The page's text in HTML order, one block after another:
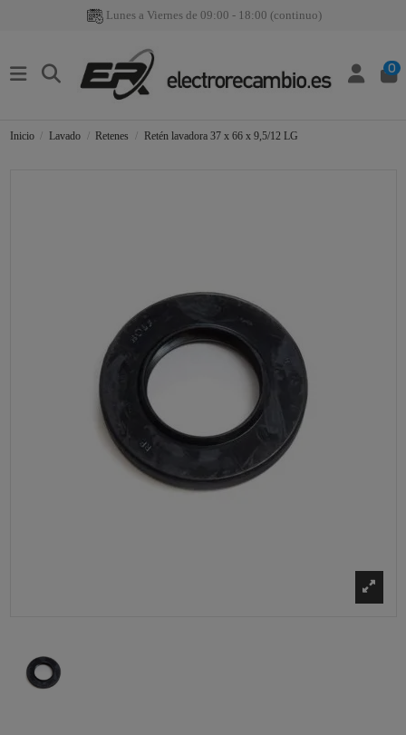
Lunes a Viernes de 09:00 - 18:00 (continuo)
0
Inicio Lavado Retenes Retén lavadora 37 x 66 x 9,5/12 LG